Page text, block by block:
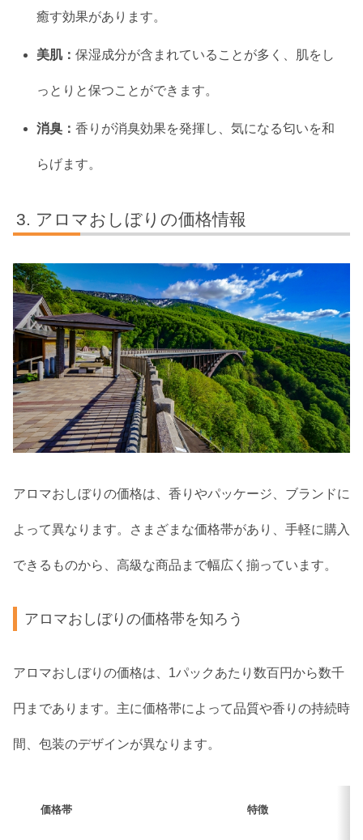
癒す効果があります。
美肌：保湿成分が含まれていることが多く、肌をし
っとりと保つことができます。
消臭：香りが消臭効果を発揮し、気になる匂いを和
らげます。
アロマおしぼりの価格情報
アロマおしぼりの価格は、香りやパッケージ、ブランドに
よって異なります。さまざまな価格帯があり、手軽に購入
できるものから、高級な商品まで幅広く揃っています。
アロマおしぼりの価格帯を知ろう
アロマおしぼりの価格は、1パックあたり数百円から数千
円まであります。主に価格帯によって品質や香りの持続時
間、包装のデザインが異なります。
価格帯 特徴